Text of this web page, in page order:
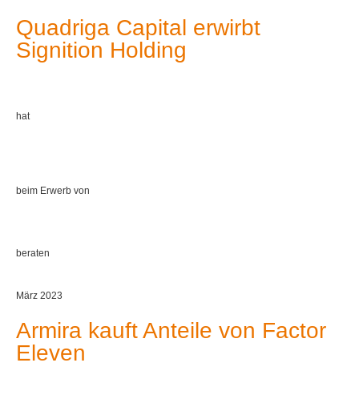
Quadriga Capital erwirbt
Signition Holding
hat
beim Erwerb von
beraten
März 2023
Armira kauft Anteile von Factor
Eleven